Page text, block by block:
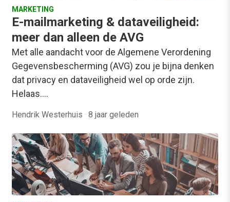
MARKETING
E-mailmarketing & dataveiligheid:
meer dan alleen de AVG
Met alle aandacht voor de Algemene Verordening
Gegevensbescherming (AVG) zou je bijna denken
dat privacy en dataveiligheid wel op orde zijn.
Helaas.…
Hendrik Westerhuis · 8 jaar geleden